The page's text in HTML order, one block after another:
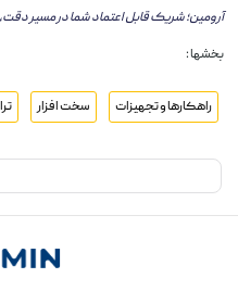
آرومین؛ شریک قابل اعتماد شما در مسیر
بخشها :
راهکارها و تجهیزات سخت افزار